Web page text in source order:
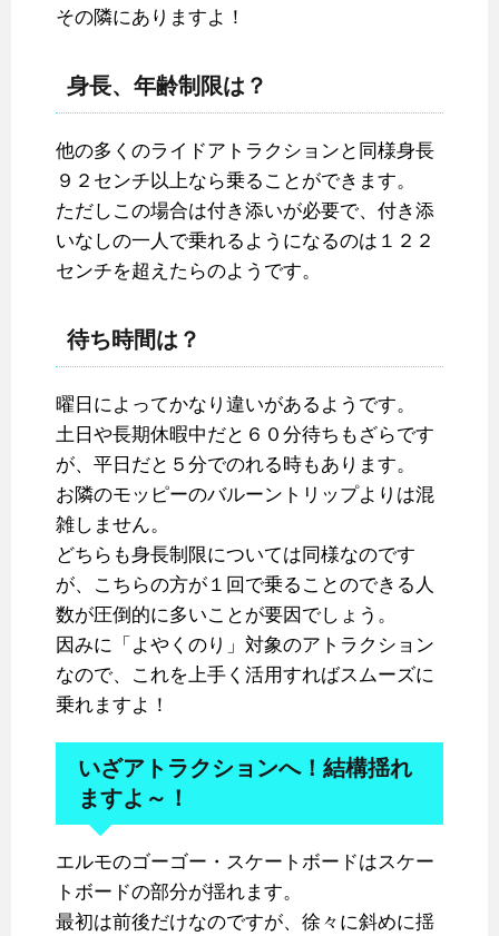
その隣にありますよ！
身長、年齢制限は？
他の多くのライドアトラクションと同様身長
９２センチ以上なら乗ることができます。
ただしこの場合は付き添いが必要で、付き添
いなしの一人で乗れるようになるのは１２２
センチを超えたらのようです。
待ち時間は？
曜日によってかなり違いがあるようです。
土日や長期休暇中だと６０分待ちもざらです
が、平日だと５分でのれる時もあります。
お隣のモッピーのバルーントリップよりは混
雑しません。
どちらも身長制限については同様なのです
が、こちらの方が１回で乗ることのできる人
数が圧倒的に多いことが要因でしょう。
因みに「よやくのり」対象のアトラクション
なので、これを上手く活用すればスムーズに
乗れますよ！
いざアトラクションへ！結構揺れ
ますよ～！
エルモのゴーゴー・スケートボードはスケー
トボードの部分が揺れます。
最初は前後だけなのですが、徐々に斜めに揺